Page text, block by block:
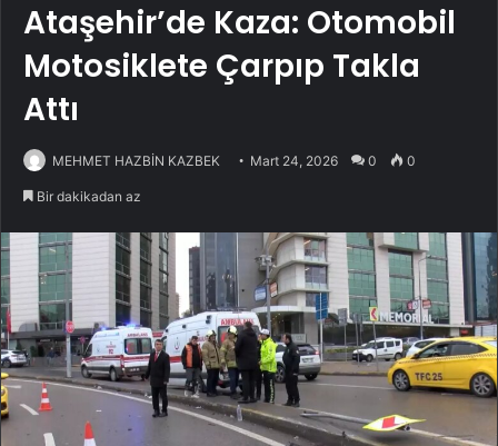
Ataşehir’de Kaza: Otomobil
Motosiklete Çarpıp Takla
Attı
MEHMET HAZBİN KAZBEK Mart 24, 2026 0 0
Bir dakikadan az